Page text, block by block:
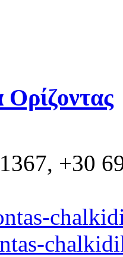
Ορίζοντας
+30